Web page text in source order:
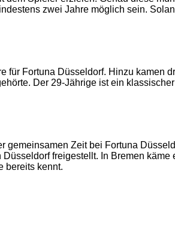
zwei Jahre möglich sein.
für Fortuna Düsseldorf. Hinzu kamen
Der 29-Jährige ist ein
gemeinsamen Zeit bei Fortuna
freigestellt. In Bremen käme
bereits kennt.